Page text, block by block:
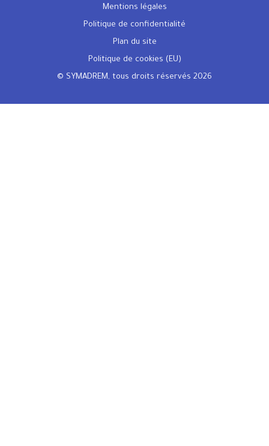
Mentions légales
Politique de confidentialité
Plan du site
Politique de cookies (EU)
© SYMADREM, tous droits réservés 2026